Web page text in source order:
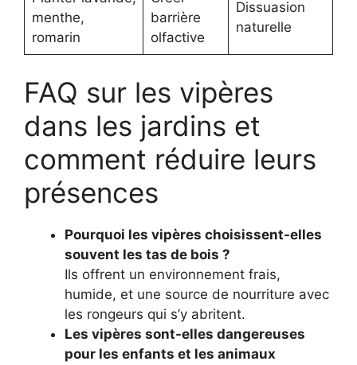
menthe,
romarin
barrière
olfactive
Dissuasion
naturelle
FAQ sur les vipères
dans les jardins et
comment réduire leurs
présences
Pourquoi les vipères choisissent-elles
souvent les tas de bois ?
Ils offrent un environnement frais,
humide, et une source de nourriture avec
les rongeurs qui s’y abritent.
Les vipères sont-elles dangereuses
pour les enfants et les animaux